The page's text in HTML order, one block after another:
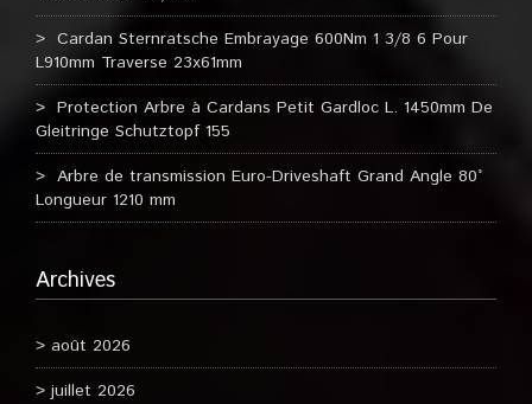
Cardan Sternratsche Embrayage 600Nm 1 3/8 6 Pour
L910mm Traverse 23x61mm
Protection Arbre à Cardans Petit Gardloc L. 1450mm De
Gleitringe Schutztopf 155
Arbre de transmission Euro-Driveshaft Grand Angle 80°
Longueur 1210 mm
Archives
août 2026
juillet 2026